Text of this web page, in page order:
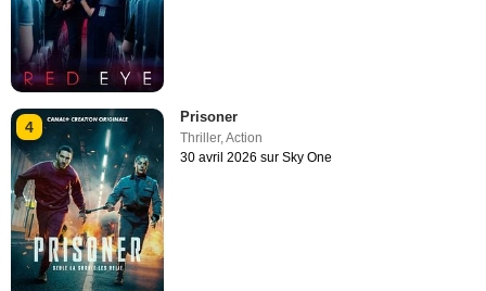
4
Prisoner
Thriller,Action
30 avril 2026 sur Sky One